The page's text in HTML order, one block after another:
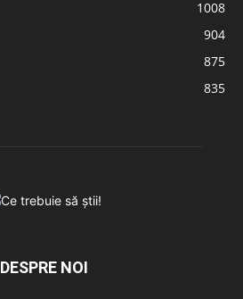
1008
904
875
835
DESPRE NOI